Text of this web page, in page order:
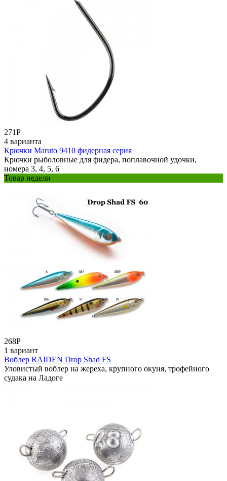
271Р
4 варианта
Крючки Maruto 9410 фидерная серия
Крючки рыболовные для фидера, поплавочной удочки,
номера 3, 4, 5, 6
Товар недели
268Р
1 вариант
Воблер RAIDEN Drop Shad FS
Уловистый воблер на жереха, крупного окуня, трофейного
судака на Ладоге